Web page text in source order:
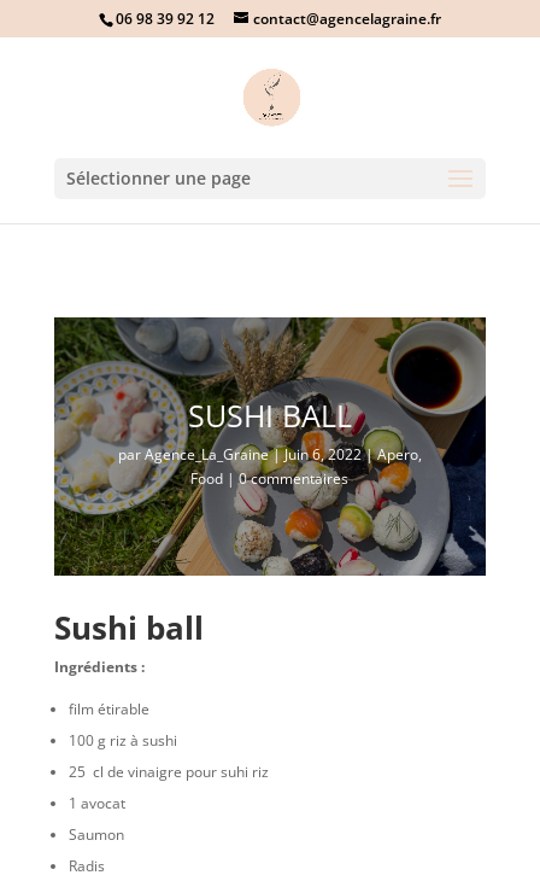
06 98 39 92 12 contact@agencelagraine.fr
Sélectionner une page
SUSHI BALL
parAgence_La_Graine|Juin 6, 2022|Apero,
Food |0 commentaires
Sushi ball
Ingrédients :
film étirable
100 g riz à sushi
25 cl de vinaigre pour suhi riz
1 avocat
Saumon
Radis